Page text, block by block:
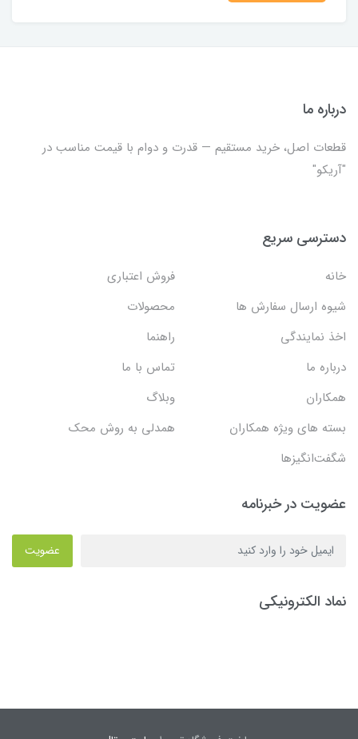
درباره ما
قطعات اصل، خرید مستقیم — قدرت و دوام با قیمت مناسب در
"آریکو"
دسترسی سریع
خانه
فروش اعتباری
شیوه ارسال سفارش ها
محصولات
اخذ نمایندگی
راهنما
درباره ما
تماس با ما
همکاران
وبلاگ
بسته های ویژه همکاران
همدلی به روش محک
شگفت‌انگیزها
عضویت در خبرنامه
عضویت
نماد الکترونیکی